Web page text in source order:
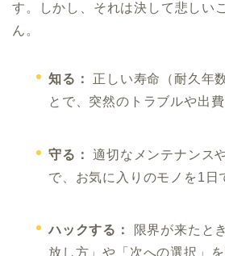
す。しかし、それは決して悲しい
ん。
知る：
正しい寿命（耐久年
とで、突然のトラブルや出費
守る：
適切なメンテナンス
で、お気に入りのモノを1日
ハックする：
限界が来たと
放し方」や「次への選択」を